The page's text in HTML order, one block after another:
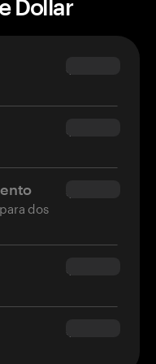
Dollar
$69.90
$54.90
dos
$34.95
$160.00
$180.00